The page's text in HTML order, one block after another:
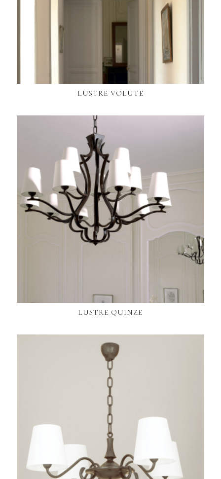
LUSTRE VOLUTE
LUSTRE QUINZE